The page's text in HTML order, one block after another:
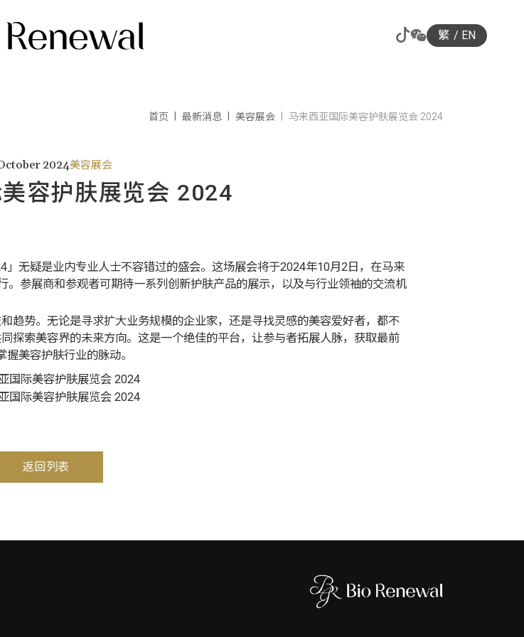
繁 EN
首页 最新消息 美容展会 马来西亚国际美容护肤展览会 2024
2024美容展会
容护肤展览会 2024
无疑是业内专业人士不容错过的盛会。这场展会将于2024年10月2日，在马来
参展商和参观者可期待一系列创新护肤产品的展示，以及与行业领袖的交流机
趋势。无论是寻求扩大业务规模的企业家，还是寻找灵感的美容爱好者，都不
探索美容界的未来方向。这是一个绝佳的平台，让参与者拓展人脉，获取最前
美容护肤行业的脉动。
返回列表